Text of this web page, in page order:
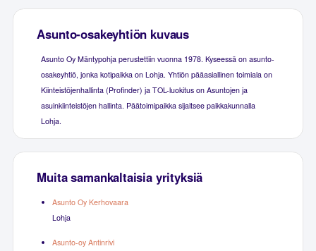
Asunto-osakeyhtiön kuvaus
Asunto Oy Mäntypohja perustettiin vuonna 1978. Kyseessä on asunto-
osakeyhtiö, jonka kotipaikka on Lohja. Yhtiön pääasiallinen toimiala on
Kiinteistöjenhallinta (Profinder) ja TOL-luokitus on Asuntojen ja
asuinkiinteistöjen hallinta. Päätoimipaikka sijaitsee paikkakunnalla
Lohja.
Muita samankaltaisia yrityksiä
Asunto Oy Kerhovaara
Lohja
Asunto-oy Antinrivi